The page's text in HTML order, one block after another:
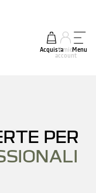
AcquistaIl mio
account
Menu
PER